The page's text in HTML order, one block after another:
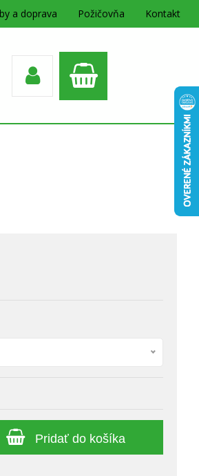
a doprava Požičovňa Kontakt
Pridať do košíka